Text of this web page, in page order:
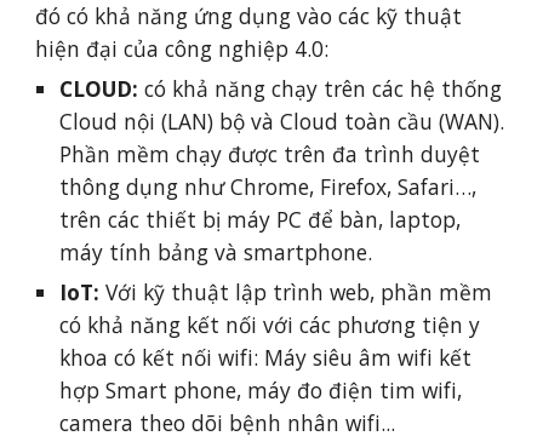
đó có khả năng ứng dụng vào các kỹ thuật
hiện đại của công nghiệp 4.0:
CLOUD: có khả năng chạy trên các hệ thống
Cloud nội (LAN) bộ và Cloud toàn cầu (WAN).
Phần mềm chạy được trên đa trình duyệt
thông dụng như Chrome, Firefox, Safari…,
trên các thiết bị máy PC để bàn, laptop,
máy tính bảng và smartphone.
IoT: Với kỹ thuật lập trình web, phần mềm
có khả năng kết nối với các phương tiện y
khoa có kết nối wifi: Máy siêu âm wifi kết
hợp Smart phone, máy đo điện tim wifi,
camera theo dõi bệnh nhân wifi...